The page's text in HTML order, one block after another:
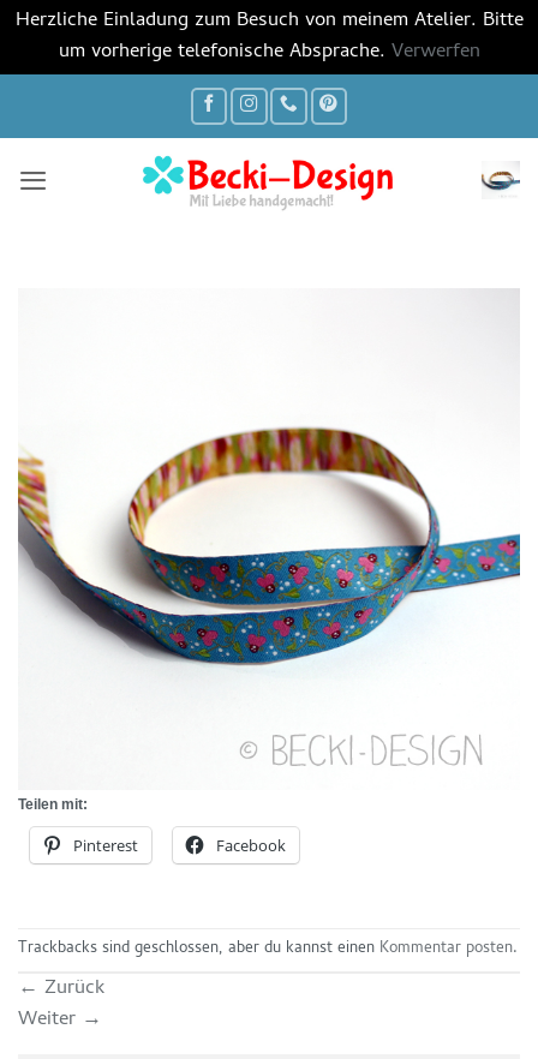
Herzliche Einladung zum Besuch von meinem Atelier. Bitte
um vorherige telefonische Absprache. Verwerfen
Teilen mit:
Pinterest Facebook
Trackbacks sind geschlossen, aber du kannst einen Kommentar posten.
← Zurück
Weiter →